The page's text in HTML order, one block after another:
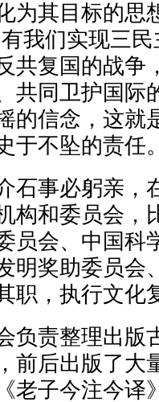
为其目标的思
我们实现三
共复国的战争
共同卫护国际
的信念，这就
于不坠的责任
石事必躬亲，
构和委员会，
员会、中国科
明奖助委员会
职，执行文化
负责整理出版
前后出版了大
老子今注今译